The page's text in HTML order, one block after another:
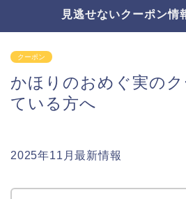
見逃せないクーポン情
クーポン
かほりのおめぐ実の
ている方へ
2025年11月最新情報